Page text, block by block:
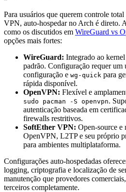
Para usuários que querem controle
VPN, auto-hospedar no Arch é direto.
como os discutidos em WireGuard vs
opções mais fortes:
WireGuard: Integrado ao
padrão. Configuração requer um
configuração e wg-quick para
rápida disponível.
OpenVPN: Flexível e
sudo pacman -S openvpn.
autenticação baseada em
firewalls restritivos.
SoftEther VPN: Open-source e
OpenVPN, L2TP e seu próprio
para ambientes multiplataforma.
Configurações auto-hospedadas
logging, criptografia e localização de
manutenção que provedores
terceiros completamente.